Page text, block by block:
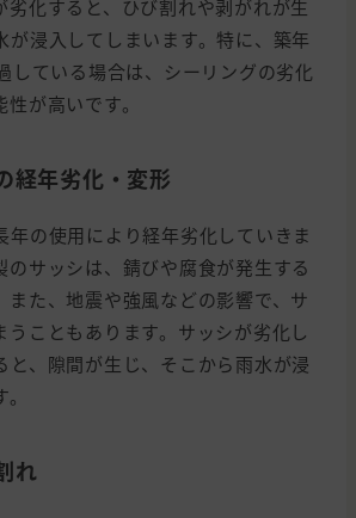
劣化すると、ひび割れや剥がれが生
が浸入してしまいます。特に、築年
している場合は、シーリングの劣化
が高いです。
経年劣化・変形
年の使用により経年劣化していきま
のサッシは、錆びや腐食が発生する
また、地震や強風などの影響で、サ
うこともあります。サッシが劣化し
と、隙間が生じ、そこから雨水が浸
れ